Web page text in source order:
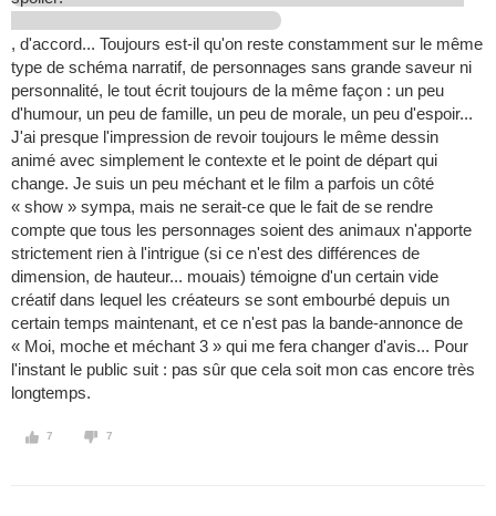
, d'accord... Toujours est-il qu'on reste constamment sur le même
type de schéma narratif, de personnages sans grande saveur ni
personnalité, le tout écrit toujours de la même façon : un peu
d'humour, un peu de famille, un peu de morale, un peu d'espoir...
J'ai presque l'impression de revoir toujours le même dessin
animé avec simplement le contexte et le point de départ qui
change. Je suis un peu méchant et le film a parfois un côté
« show » sympa, mais ne serait-ce que le fait de se rendre
compte que tous les personnages soient des animaux n'apporte
strictement rien à l'intrigue (si ce n'est des différences de
dimension, de hauteur... mouais) témoigne d'un certain vide
créatif dans lequel les créateurs se sont embourbé depuis un
certain temps maintenant, et ce n'est pas la bande-annonce de
« Moi, moche et méchant 3 » qui me fera changer d'avis... Pour
l'instant le public suit : pas sûr que cela soit mon cas encore très
longtemps.
7 7